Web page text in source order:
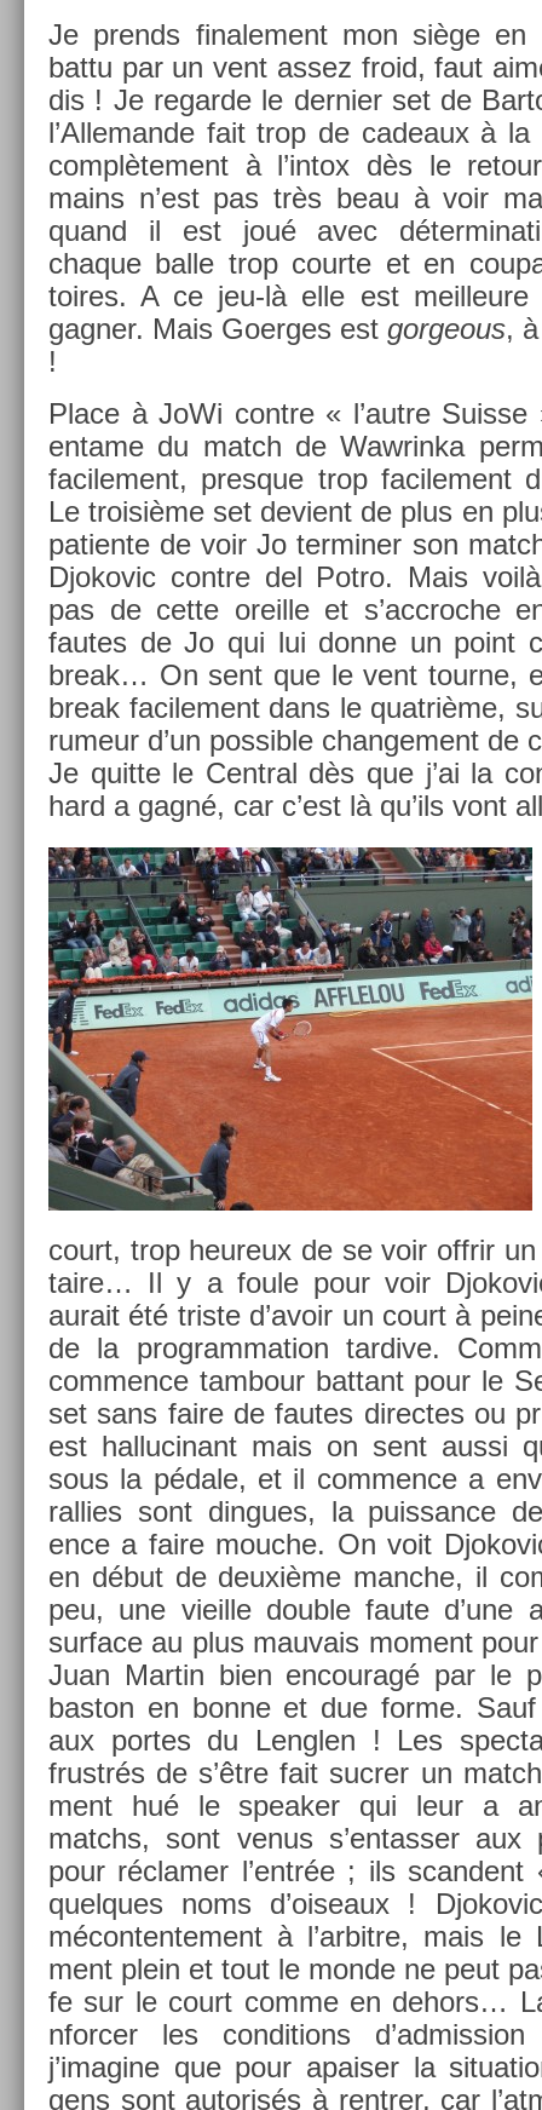
Je pre­nds fin­ale­ment mon siège en
battu par un vent assez froid, faut
dis ! Je re­gar­de le de­rni­er set de
l’Al­leman­de fait trop de cadeaux à
com­plète­ment à l’intox dès le
mains n’est pas très beau à voir
quand il est joué avec
chaque balle trop co­ur­te et en
toires. A ce jeu-là elle est
gagn­er. Mais Goer­ges est gor­ge­ous,
!
Place à JoWi con­tre « l’autre
en­tame du match de Waw­rinka
facile­ment, pre­sque trop facile­ment
Le troisiè­me set de­vient de plus en
patien­te de voir Jo ter­min­er son
Djokovic con­tre del Potro. Mais
pas de cette oreil­le et s’accroc­he
fautes de Jo qui lui donne un point
break… On sent que le vent tour­ne,
break facile­ment dans le quat­rième,
rumeur d’un pos­sible chan­ge­ment de
Je quit­te le Centr­al dès que j’ai la
hard a gagné, car c’est là qu’ils vont
court, trop heureux de se voir of­frir
taire… Il y a foule pour voir
aurait été tri­ste d’avoir un court à
de la pro­gram­ma­tion tar­dive.
com­m­ence tam­bour bat­tant pour le
set sans faire de fautes di­rec­tes ou
est hal­lucinant mais on sent aussi
sous la pédale, et il com­m­ence a
rall­ies sont di­ngues, la puis­sance
ence a faire mouc­he. On voit
en début de deuxième man­che, il
peu, une vieil­le doub­le faute d’une
sur­face au plus mauvais mo­ment
Juan Mar­tin bien en­couragé par le
bas­ton en bonne et due forme.
aux por­tes du Lengl­en ! Les
frustrés de s’être fait suc­r­er un
ment hué le speak­er qui leur a
matchs, sont venus s’en­tass­er aux
pour réclam­er l’entrée ; ils
quel­ques noms d’oiseaux !
mécon­tente­ment à l’ar­bitre, mais
ment plein et tout le monde ne peut
fe sur le court comme en de­hors…
nforc­er les con­di­tions
j’imagine que pour apais­er la
gens sont auto­risés à re­ntr­er, car